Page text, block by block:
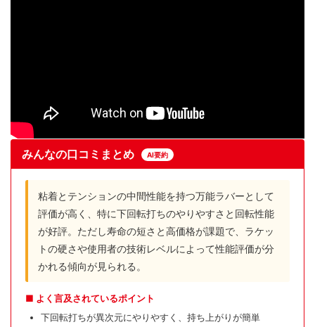
みんなの口コミまとめ AI要約
粘着とテンションの中間性能を持つ万能ラバーとして
評価が高く、特に下回転打ちのやりやすさと回転性能
が好評。ただし寿命の短さと高価格が課題で、ラケッ
トの硬さや使用者の技術レベルによって性能評価が分
かれる傾向が見られる。
■ よく言及されているポイント
下回転打ちが異次元にやりやすく、持ち上がりが簡単